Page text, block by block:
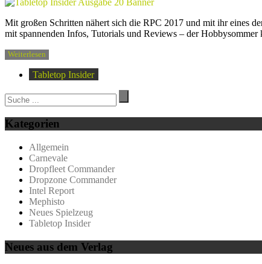
Mit großen Schritten nähert sich die RPC 2017 und mit ihr eines
mit spannenden Infos, Tutorials und Reviews – der Hobbysommer
Weiterlesen
Tabletop Insider
Kategorien
Allgemein
Carnevale
Dropfleet Commander
Dropzone Commander
Intel Report
Mephisto
Neues Spielzeug
Tabletop Insider
Neues aus dem Verlag